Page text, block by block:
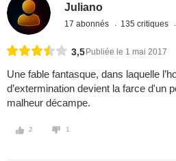
Juliano
17 abonnés 135 critiques
3,5 Publiée le 1 mai 2017
Une fable fantasque, dans laquelle
d’extermination devient la farce d'un
malheur décampe.
2 1